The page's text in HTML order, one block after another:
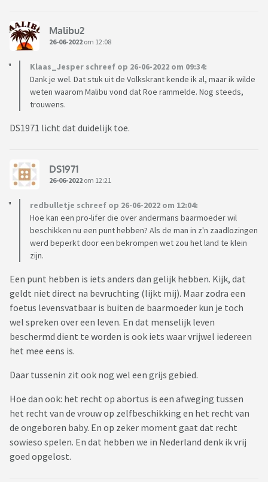
Malibu2
26-06-2022 om 12:08
Klaas_Jesper schreef op 26-06-2022 om 09:34:
Dank je wel. Dat stuk uit de Volkskrant kende ik al, maar ik wilde
weten waarom Malibu vond dat Roe rammelde. Nog steeds,
trouwens.
DS1971 licht dat duidelijk toe.
DS1971
26-06-2022 om 12:21
redbulletje schreef op 26-06-2022 om 12:04:
Hoe kan een pro-lifer die over andermans baarmoeder wil
beschikken nu een punt hebben? Als de man in z'n zaadlozingen
werd beperkt door een bekrompen wet zou het land te klein
zijn.
Een punt hebben is iets anders dan gelijk hebben. Kijk, dat
geldt niet direct na bevruchting (lijkt mij). Maar zodra een
foetus levensvatbaar is buiten de baarmoeder kun je toch
wel spreken over een leven. En dat menselijk leven
beschermd dient te worden is ook iets waar vrijwel iedereen
het mee eens is.
Daar tussenin zit ook nog wel een grijs gebied.
Hoe dan ook: het recht op abortus is een afweging tussen
het recht van de vrouw op zelfbeschikking en het recht van
de ongeboren baby. En op zeker moment gaat dat recht
sowieso spelen. En dat hebben we in Nederland denk ik vrij
goed opgelost.